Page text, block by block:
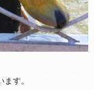
す。